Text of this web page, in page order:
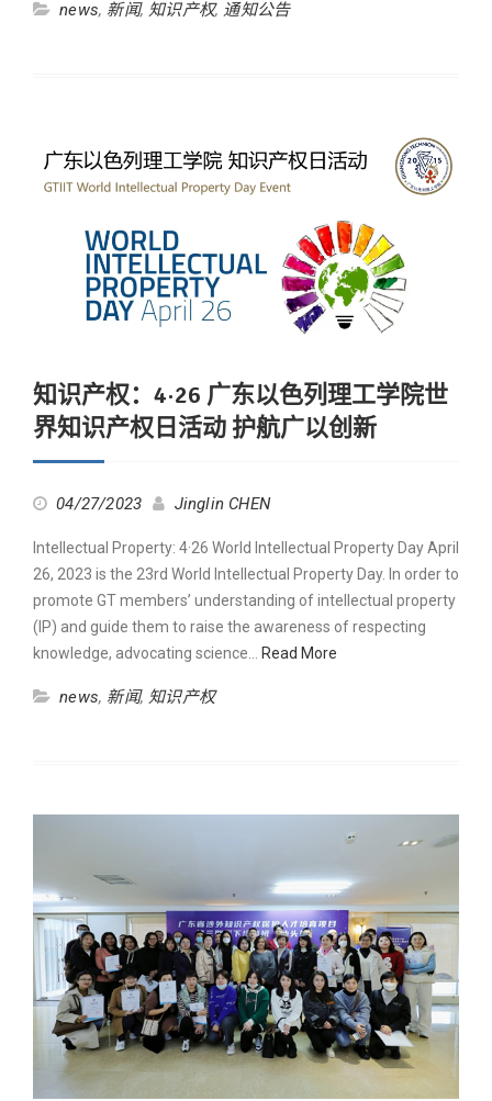
news, 新闻, 知识产权, 通知公告
知识产权：4·26 广东以色列理工学院世
界知识产权日活动 护航广以创新
04/27/2023 Jinglin CHEN
Intellectual Property: 4·26 World Intellectual Property Day April
26, 2023 is the 23rd World Intellectual Property Day. In order to
promote GT members’ understanding of intellectual property
(IP) and guide them to raise the awareness of respecting
knowledge, advocating science…
Read More
news, 新闻, 知识产权